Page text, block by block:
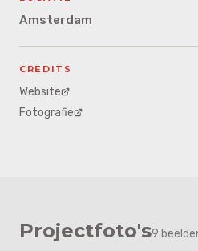
Amsterdam
CREDITS
Website
Fotografie
Projectfoto's9